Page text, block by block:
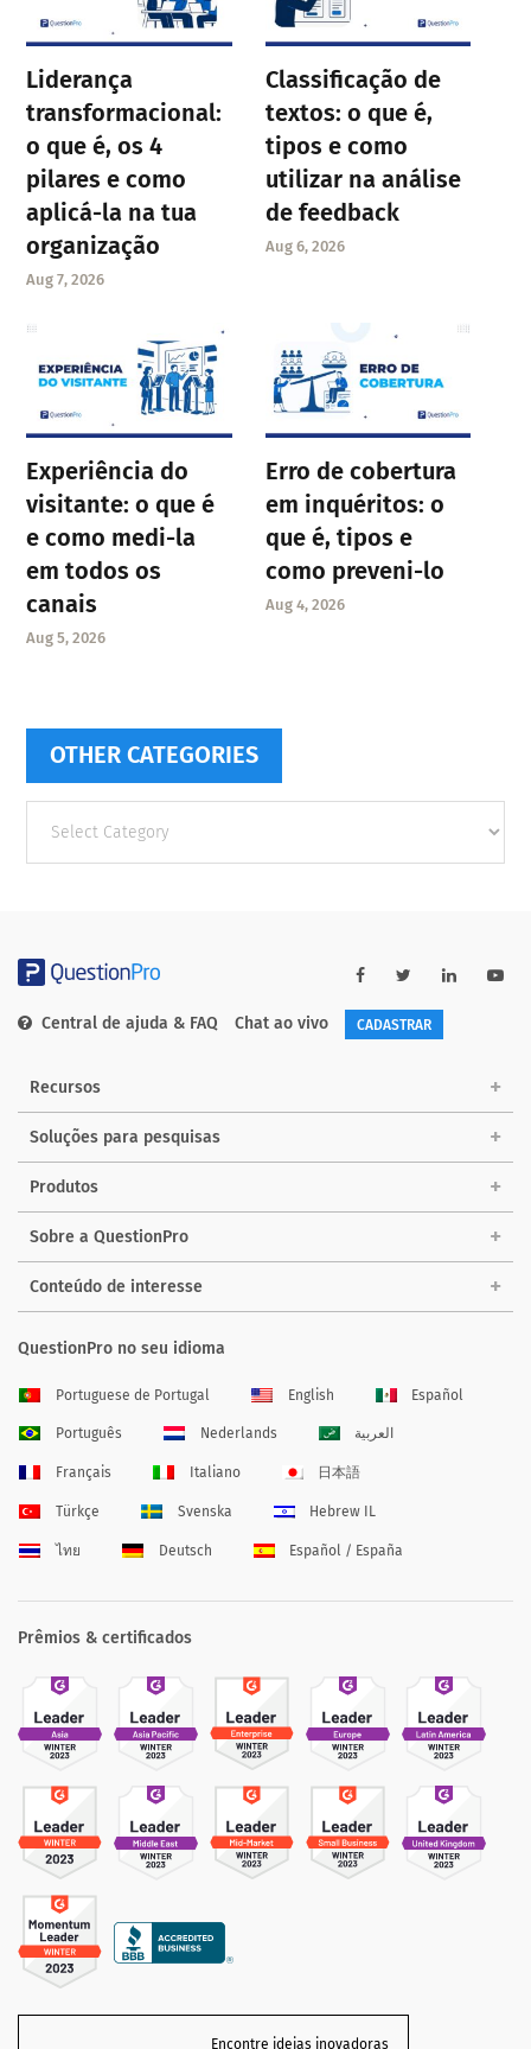
Liderança
transformacional:
o que é, os 4
pilares e como
aplicá-la na tua
organização
Aug 7, 2026
Classificação de
textos: o que é,
tipos e como
utilizar na análise
de feedback
Aug 6, 2026
Experiência do
visitante: o que é
e como medi-la
em todos os
canais
Aug 5, 2026
Erro de cobertura
em inquéritos: o
que é, tipos e
como preveni-lo
Aug 4, 2026
OTHER CATEGORIES
categories
Central de ajuda & FAQ Chat ao vivo CADASTRAR
Recursos
Soluções para pesquisas
Produtos
Sobre a QuestionPro
Conteúdo de interesse
QuestionPro no seu idioma
Portuguese de Portugal English Español
Português Nederlands العربية
Français Italiano 日本語
Türkçe Svenska Hebrew IL
ไทย Deutsch Español / España
Prêmios & certificados
Encontre ideias inovadoras